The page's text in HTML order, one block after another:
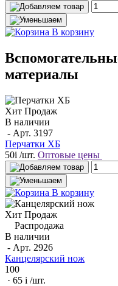
В корзину
материалы
Хит Продаж
В наличии
- Арт. 3197
Перчатки ХБ
50i /шт. Оптовые цены
В корзину
Хит Продаж
Распродажа
В наличии
- Арт. 2926
Канцелярский нож
100
· 65 i /шт.